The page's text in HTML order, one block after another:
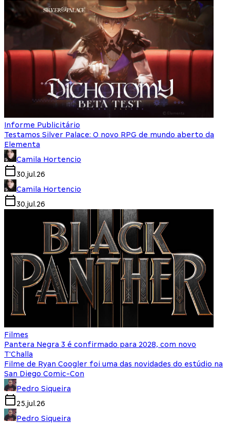
Informe Publicitário
Testamos Silver Palace: O novo RPG de mundo aberto da
Elementa
Camila Hortencio
30.jul.26
Camila Hortencio
30.jul.26
Filmes
Pantera Negra 3 é confirmado para 2028, com novo
T'Challa
Filme de Ryan Coogler foi uma das novidades do estúdio na
San Diego Comic-Con
Pedro Siqueira
25.jul.26
Pedro Siqueira